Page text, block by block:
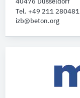
40476 Düsseldorf
Tel. +49 211 280481
izb@beton.org